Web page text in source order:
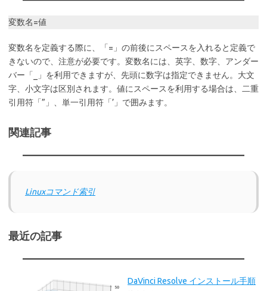
変数名=値
変数名を定義する際に、「=」の前後にスペースを入れると定義で
きないので、注意が必要です。変数名には、英字、数字、アンダー
バー「_」を利用できますが、先頭に数字は指定できません。大文
字、小文字は区別されます。値にスペースを利用する場合は、二重
引用符「”」、単一引用符「’」で囲みます。
関連記事
Linuxコマンド索引
最近の記事
DaVinci Resolve インストール手順